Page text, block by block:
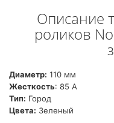
Описание
роликов
Диаметр: 110 мм
Жесткость: 85 А
Тип: Город
Цвета: Зеленый